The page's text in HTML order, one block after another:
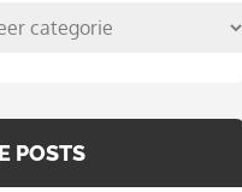
POSTS